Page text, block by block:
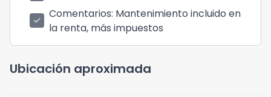
check Comentarios: Mantenimiento incluido en
la renta, más impuestos
Ubicación aproximada